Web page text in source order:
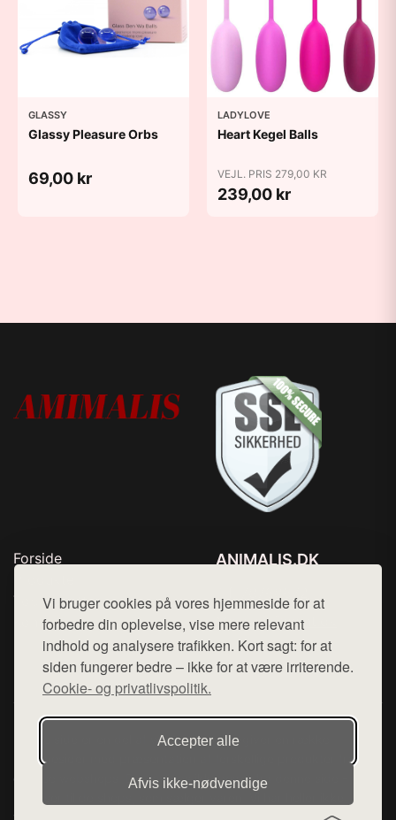
Vi bruger cookies på vores hjemmeside for at
forbedre din oplevelse, vise mere relevant
indhold og analysere trafikken. Kort sagt: for at
siden fungerer bedre – ikke for at være irriterende.
Cookie- og privatlivspolitik.
Accepter alle
Afvis ikke‑nødvendige
GLASSY
Glassy Pleasure Orbs
69,00 kr
LADYLOVE
Heart Kegel Balls
VEJL. PRIS 279,00 KR
239,00 kr
Forside
Top Rabatter
Kontakt
ANIMALIS.DK
Mail: hej@want.dk
Cookie- og privatlivspolitik
Denne side er en del af want.dk, der udgiver en række
hjemmesider med præsentation af forskellige produkter fra
diverse webshops. Der sælges ikke varer fra denne side - vi
henviser til de shops, som sælger varen. Vi har heller ikke